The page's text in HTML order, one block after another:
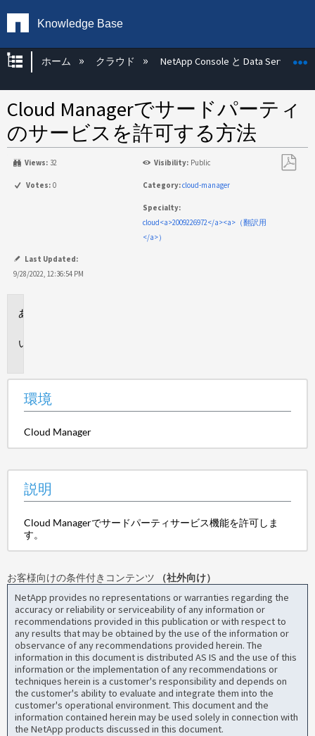
Knowledge Base
グローバル階層を展開/折りたたむ
ホーム クラウド NetApp Console と Data Services
Cloud Managerでサードパーティ
のサービスを許可する方法
Views: 32 Visibility: Public
Votes: 0 Category:cloud-manager
Specialty:
cloud<a>2009226972</a><a>（翻訳用
</a>）
Last Updated:
9/28/2022, 12:36:54 PM
環境
Cloud Manager
説明
Cloud Managerでサードパーティサービス機能を許可しま
す。
お客様向けの条件付きコンテンツ
（社外向け）
NetApp provides no representations or warranties regarding the
accuracy or reliability or serviceability of any information or
recommendations provided in this publication or with respect to
any results that may be obtained by the use of the information or
observance of any recommendations provided herein. The
information in this document is distributed AS IS and the use of this
information or the implementation of any recommendations or
techniques herein is a customer's responsibility and depends on
the customer's ability to evaluate and integrate them into the
customer's operational environment. This document and the
information contained herein may be used solely in connection with
the NetApp products discussed in this document.